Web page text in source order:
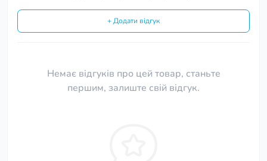
+ Додати відгук
Немає відгуків про цей товар, станьте
першим, залиште свій відгук.